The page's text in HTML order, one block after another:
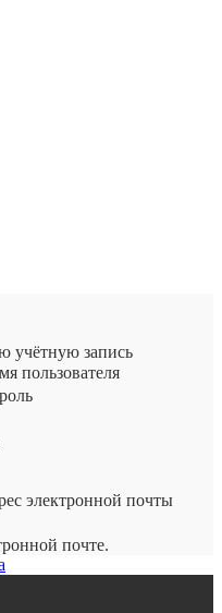
учётную запись
пользователя
электронной почты
почте.